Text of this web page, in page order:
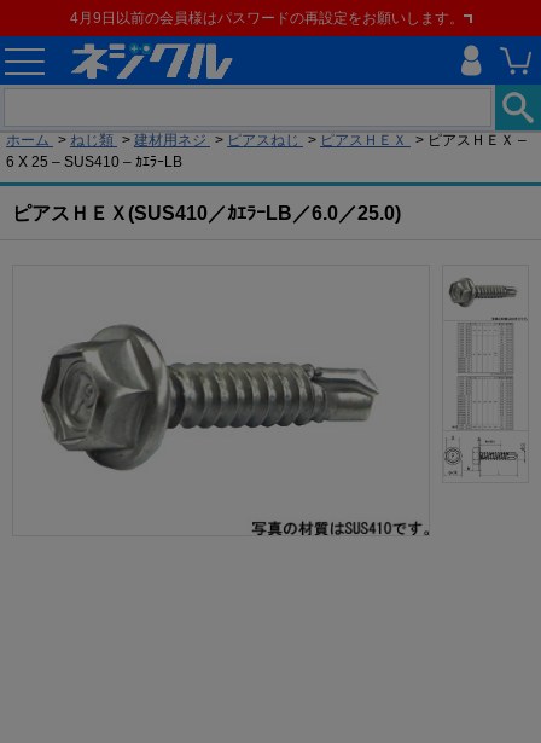
4月9日以前の会員様はパスワードの再設定をお願いします。
ホーム > ねじ類 > 建材用ネジ > ピアスねじ > ピアスＨＥＸ > ピアスＨＥＸ –
6 X 25 – SUS410 – ｶｴﾗｰLB
ピアスＨＥＸ(SUS410／ｶｴﾗｰLB／6.0／25.0)